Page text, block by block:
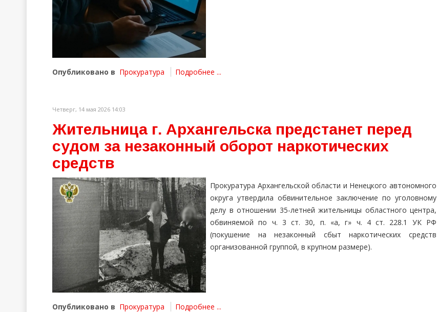
Опубликовано в Прокуратура Подробнее ...
Четверг, 14 мая 2026 14:03
Жительница г. Архангельска предстанет перед
судом за незаконный оборот наркотических
средств
Прокуратура Архангельской области и Ненецкого автономного
округа утвердила обвинительное заключение по уголовному
делу в отношении 35-летней жительницы областного центра,
обвиняемой по ч. 3 ст. 30, п. «а, г» ч. 4 ст. 228.1 УК РФ
(покушение на незаконный сбыт наркотических средств
организованной группой, в крупном размере).
Опубликовано в Прокуратура Подробнее ...